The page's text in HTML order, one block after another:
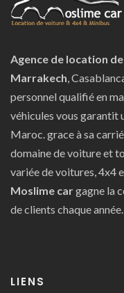
Agence de location
Marrakech ,
personnel qualifié en
véhicules vous garantit
Maroc. grace à sa
domaine de voiture et
variée de voitures, 4x4
Moslime cargagne la
de clients chaque année.
LIENS